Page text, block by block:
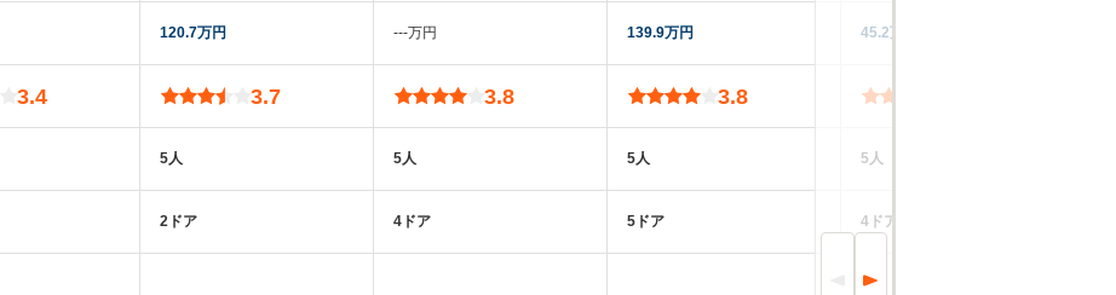
3.4
120.7万円
3.7
5人
2ドア
‐‐‐万円
3.8
5人
4ドア
139.9万円
3.8
5人
5ドア
45.2万円
5人
4ドア